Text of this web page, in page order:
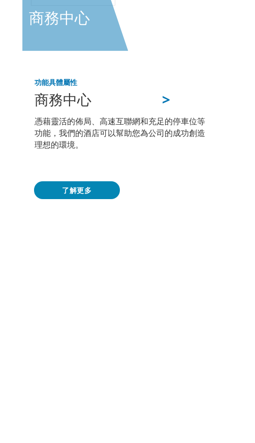
商務中心 >
功能具體屬性
憑藉靈活的佈局、高速互聯網和充足的停車位等
功能，我們的酒店可以幫助您為公司的成功創造
理想的環境。
商務中心
了解更多